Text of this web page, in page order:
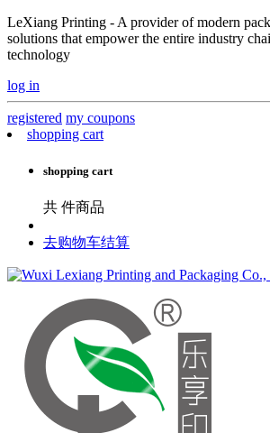
LeXiang Printing - A provider of modern
solutions that empower the entire industry
technology
log in
registered my coupons
shopping cart
shopping cart
共 件商品
去购物车结算